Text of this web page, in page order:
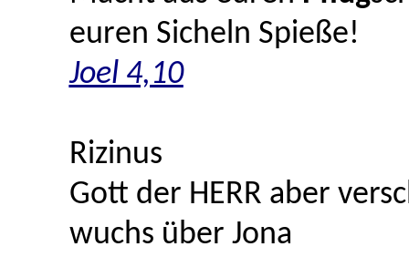
euren Sicheln Spieße!
Joel 4,10
Rizinus
Gott der HERR aber
wuchs über Jona